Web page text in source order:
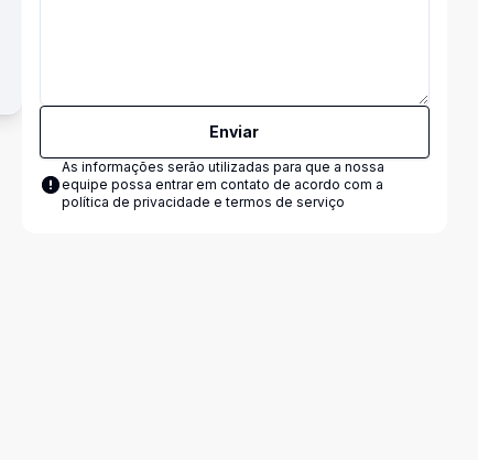
Enviar
As informações serão utilizadas para que a nossa
equipe possa entrar em contato de acordo com a
política de privacidade e termos de serviço